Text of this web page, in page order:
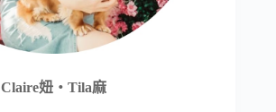
Claire妞‧Tila麻